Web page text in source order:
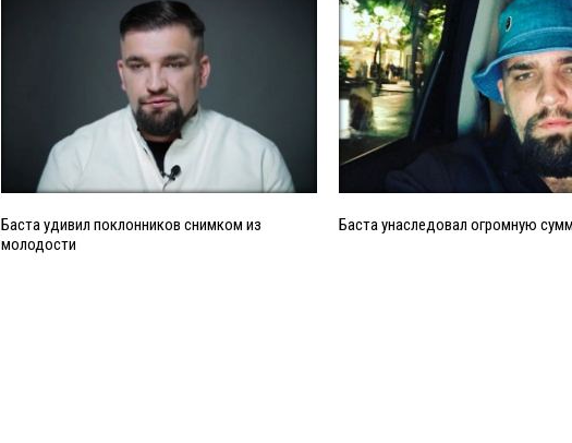
Баста удивил поклонников снимком из
молодости
Баста унаследовал огромную